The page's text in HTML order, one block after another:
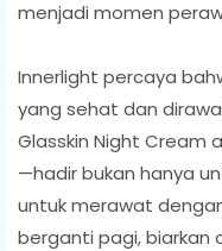
menjadi momen
Innerlight percaya
yang sehat dan
Glasskin Night Cream
—hadir bukan hanya
untuk merawat
berganti pagi, biarkan